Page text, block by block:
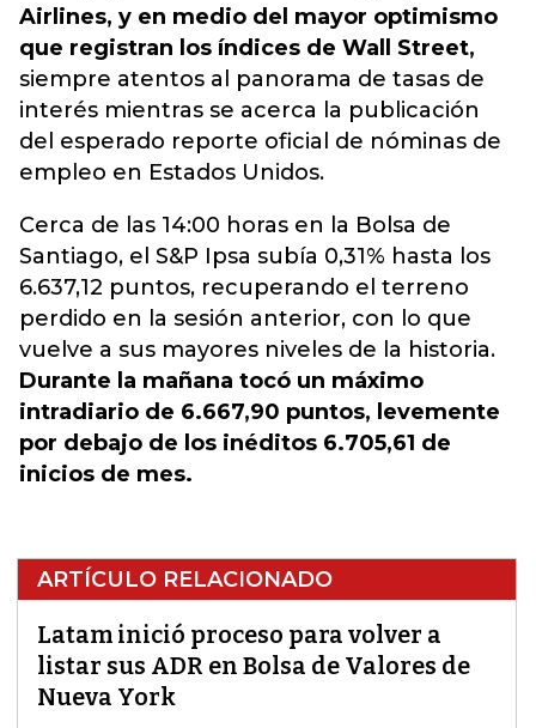
Airlines, y en medio del mayor optimismo
que registran los índices de Wall Street,
siempre atentos al panorama de tasas de
interés mientras se acerca la publicación
del esperado reporte oficial de nóminas de
empleo en Estados Unidos.
Cerca de las 14:00 horas en la Bolsa de
Santiago, el S&P Ipsa subía 0,31% hasta los
6.637,12 puntos, recuperando el terreno
perdido en la sesión anterior, con lo que
vuelve a sus mayores niveles de la historia.
Durante la mañana tocó un máximo
intradiario de 6.667,90 puntos, levemente
por debajo de los inéditos 6.705,61 de
inicios de mes.
ARTÍCULO RELACIONADO
Latam inició proceso para volver a
listar sus ADR en Bolsa de Valores de
Nueva York